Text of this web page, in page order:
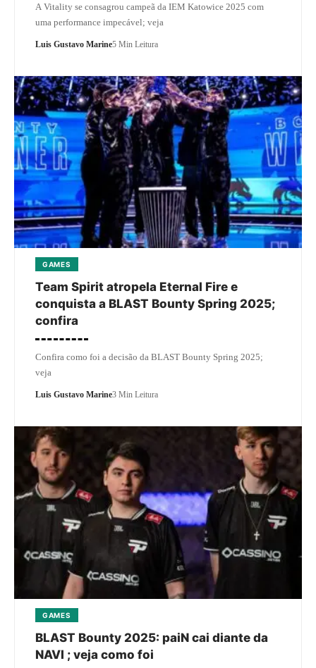
A Vitality se consagrou campeã da IEM Katowice 2025 com
uma performance impecável; veja
Luis Gustavo Marine5 Min Leitura
GAMES
Team Spirit atropela Eternal Fire e
conquista a BLAST Bounty Spring 2025;
confira
Confira como foi a decisão da BLAST Bounty Spring 2025;
veja
Luis Gustavo Marine3 Min Leitura
GAMES
BLAST Bounty 2025: paiN cai diante da
NAVI ; veja como foi